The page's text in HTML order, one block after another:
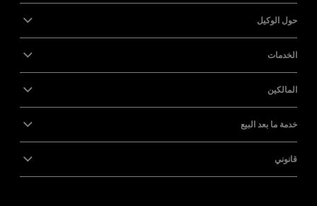
حول الوكيل
الخدمات
المالكين
خدمة ما بعد البيع
قانوني